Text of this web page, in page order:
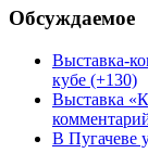
Обсуждаемое
Выставка-
кубе (+130)
Выставка
В Пугачеве